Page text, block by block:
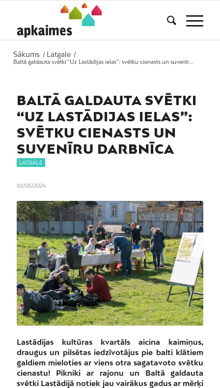
Sākums / Latgale /
Baltā galdauta svētki “Uz Lastādijas ielas”: svētku cienasts un suvenīr...
BALTĀ GALDAUTA SVĒTKI
“UZ LASTĀDIJAS IELAS”:
SVĒTKU CIENASTS UN
SUVENĪRU DARBNĪCA
LATGALE
02/05/2024
Lastādijas kultūras kvartāls aicina kaimiņus,
draugus un pilsētas iedzīvotājus pie balti klātiem
galdiem mieloties ar viens otra sagatavoto svētku
cienastu! Pikniki ar rajonu un Baltā galdauta
svētki Lastādijā notiek jau vairākus gadus ar mērķi